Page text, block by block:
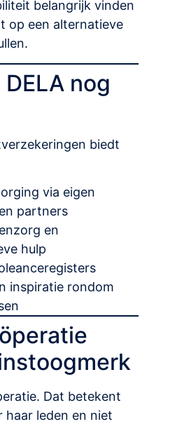
belangrijk vinden
op een alternatieve
nog
biedt
via eigen
partners
en
hulp
inspiratie rondom
Dat betekent
leden en niet